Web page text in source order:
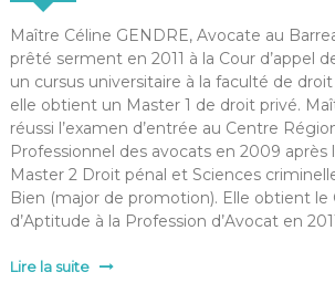
Maître Céline GENDRE, Avocate au
prêté serment en 2011 à la Cour d’appel
un cursus universitaire à la faculté de
elle obtient un Master 1 de droit privé.
réussi l’examen d’entrée au Centre
Professionnel des avocats en 2009 après
Master 2 Droit pénal et Sciences
Bien (major de promotion). Elle obtient le
d’Aptitude à la Profession d’Avocat en
Lire la suite